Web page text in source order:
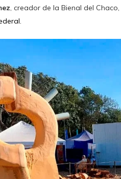
, creador de la Bienal del Chaco,